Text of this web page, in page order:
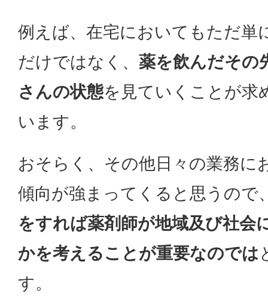
例えば、在宅においてもただ単
だけではなく、 薬を飲んだその
さんの状態を見ていくことが求
います。
おそらく、その他日々の業務に
傾向が強まってくると思うので
をすれば薬剤師が地域及び社会
かを考えることが重要なのでは
す。